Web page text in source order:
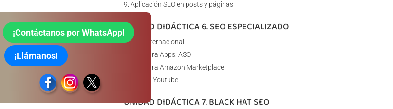
Aplicación SEO en posts y páginas
UNIDAD DIDÁCTICA 6. SEO ESPECIALIZADO
SEO Internacional
SEO para Apps: ASO
SEO para Amazon Marketplace
SEO en Youtube
UNIDAD DIDÁCTICA 7. BLACK HAT SEO
¡Contáctanos por WhatsApp!
¡Llámanos!